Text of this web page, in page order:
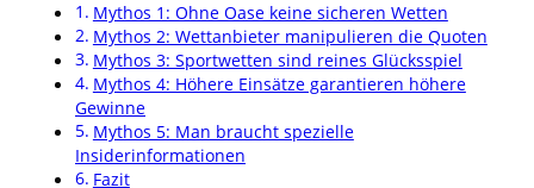
Mythos 1: Ohne Oase keine sicheren Wetten
Mythos 2: Wettanbieter manipulieren die Quoten
Mythos 3: Sportwetten sind reines Glücksspiel
Mythos 4: Höhere Einsätze garantieren höhere
Gewinne
Mythos 5: Man braucht spezielle
Insiderinformationen
Fazit